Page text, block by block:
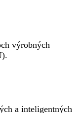
výrobných
a inteligentných